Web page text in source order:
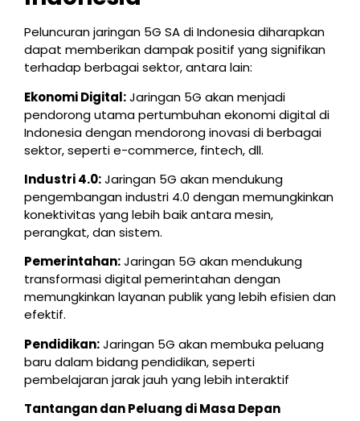
Peluncuran jaringan 5G SA di Indonesia diharapkan
dapat memberikan dampak positif yang signifikan
terhadap berbagai sektor, antara lain:
Ekonomi Digital:Jaringan 5G akan menjadi
pendorong utama pertumbuhan ekonomi digital di
Indonesia dengan mendorong inovasi di berbagai
sektor, seperti e-commerce, fintech, dll.
Industri 4.0:Jaringan 5G akan mendukung
pengembangan industri 4.0 dengan memungkinkan
konektivitas yang lebih baik antara mesin,
perangkat, dan sistem.
Pemerintahan:Jaringan 5G akan mendukung
transformasi digital pemerintahan dengan
memungkinkan layanan publik yang lebih efisien dan
efektif.
Pendidikan:Jaringan 5G akan membuka peluang
baru dalam bidang pendidikan, seperti
pembelajaran jarak jauh yang lebih interaktif
Tantangan dan Peluang di Masa Depan